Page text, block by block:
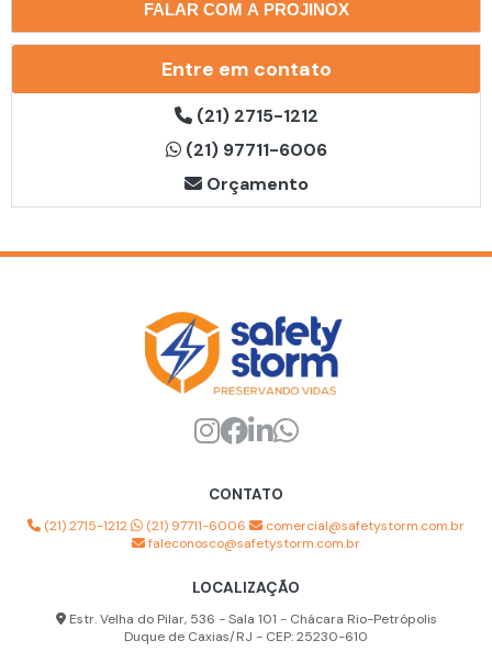
Entre em contato
(21) 2715-1212
(21) 97711-6006
Orçamento
CONTATO
(21) 2715-1212 (21) 97711-6006
comercial@safetystorm.com.br
faleconosco@safetystorm.com.br
LOCALIZAÇÃO
Estr. Velha do Pilar, 536 - Sala 101 - Chácara Rio-Petrópolis
Duque de Caxias/RJ - CEP: 25230-610